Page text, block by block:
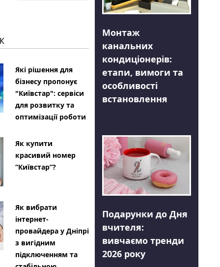
Які рішення для
бізнесу пропонує
"Київстар": сервіси
для розвитку та
оптимізації роботи
Як купити
красивий номер
“Київстар”?
Як вибрати
інтернет-
провайдера у Дніпрі
з вигідним
підключенням та
Монтаж
канальних
кондиціонерів:
етапи, вимоги та
особливості
встановлення
Подарунки до Дня
вчителя:
вивчаємо тренди
2026 року